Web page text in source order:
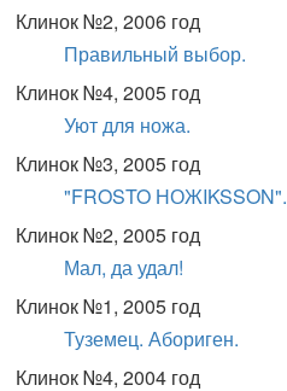
Клинок №2, 2006 год
Правильный выбор.
Клинок №4, 2005 год
Уют для ножа.
Клинок №3, 2005 год
"FROSTO НОЖIKSSON".
Клинок №2, 2005 год
Мал, да удал!
Клинок №1, 2005 год
Туземец. Абориген.
Клинок №4, 2004 год